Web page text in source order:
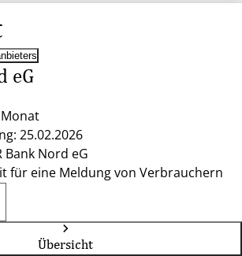
eG
25.02.2026
Bank Nord eG
für eine Meldung von Verbrauchern
Übersicht